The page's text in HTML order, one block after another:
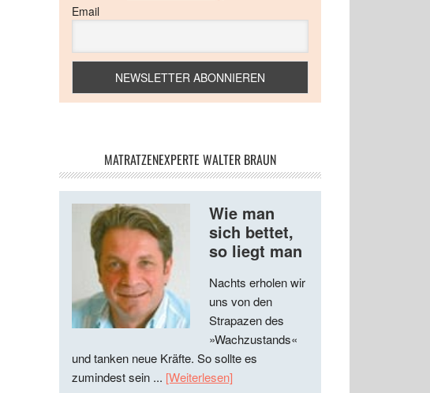
Email
MATRATZENEXPERTE WALTER BRAUN
Wie man
sich bettet,
so liegt man
Nachts erholen wir
uns von den
Strapazen des
»Wachzustands«
und tanken neue Kräfte. So sollte es
zumindest sein ... [Weiterlesen]